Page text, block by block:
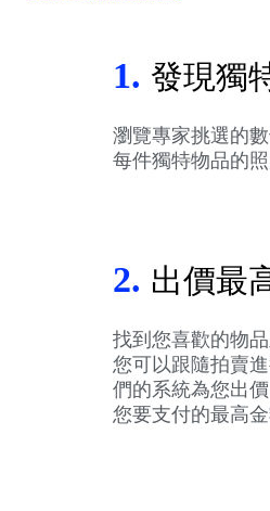
1. 發現獨
瀏覽專家挑選的
每件獨特物品的
2. 出價最
找到您喜歡的物
您可以跟隨拍賣
們的系統為您出
您要支付的最高